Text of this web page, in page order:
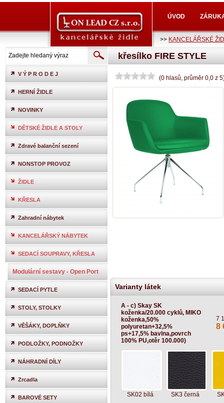
ÚVOD
>> KANCELÁŘSKÉ
V Ý P R O D E J
HERNÍ ŽIDLE
NOVINKY
DĚTSKÉ ŽIDLE A STOLY
Zdravé balanční sezení
NONSTOP PROVOZ
ŽIDLE
KŘESLA
Zahradní nábytek
KANCELÁŘSKÝ NÁBYTEK
SEDACÍ SOUPRAVY, KŘESLA
Modulární sestavy - Open Port
SEDACÍ PYTLE
STOLY, STOLKY
VĚŠÁKY, DOPLŇKY
PODLOŽKY, PODNOŽKY
NÁHRADNÍ DÍLY
Zrcadla
BAROVÉ SETY
křesílko FIRE STYLE
(0 hlasů, průměr 0,0 z 5
Varianty látek
A - c) Skay SK
koženka/20.000 cyklů, MIKO
koženka,50%
polyuretan+32,5%
ps+17,5% bavlna,povrch
100% PU,otěr 100.000)
7
8
SK02 bílá SK3 černá